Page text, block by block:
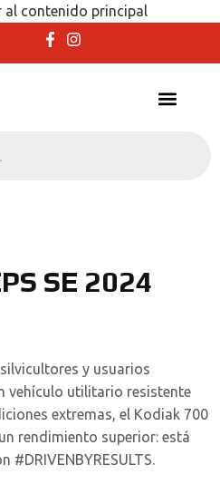
al contenido principal
SE 2024
y usuarios
vehículo utilitario resistente
extremas, el Kodiak 700
rendimiento superior: está